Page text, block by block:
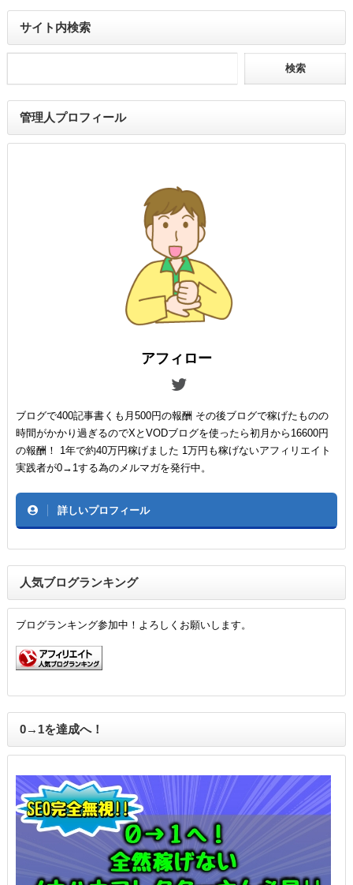
サイト内検索
管理人プロフィール
アフィロー
ブログで400記事書くも月500円の報酬 その後ブログで稼げたものの
時間がかかり過ぎるのでXとVODブログを使ったら初月から16600円
の報酬！ 1年で約40万円稼げました 1万円も稼げないアフィリエイト
実践者が0→1する為のメルマガを発行中。
詳しいプロフィール
人気ブログランキング
ブログランキング参加中！よろしくお願いします。
0→1を達成へ！